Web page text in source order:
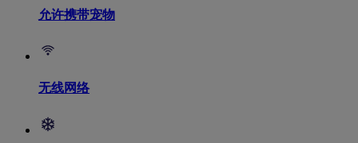
允许携带宠物
无线网络